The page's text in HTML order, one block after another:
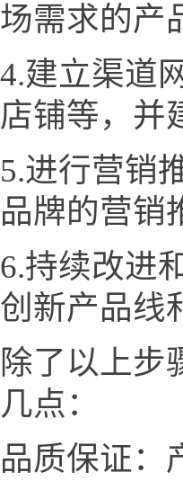
场需求的产
4.建立渠道
店铺等，并
5.进行营销
品牌的营销
6.持续改进
创新产品线
除了以上步
几点：
品质保证：